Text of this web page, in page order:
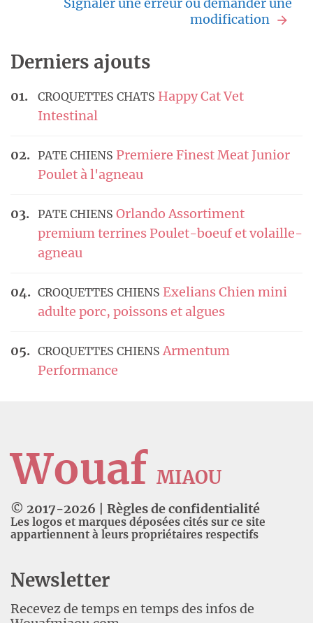
modification
Derniers ajouts
CROQUETTES CHATS Happy Cat Vet
Intestinal
PATE CHIENS Premiere Finest Meat Junior
Poulet à l'agneau
PATE CHIENS Orlando Assortiment
premium terrines Poulet-boeuf et volaille-
agneau
CROQUETTES CHIENS Exelians Chien mini
adulte porc, poissons et algues
CROQUETTES CHIENSArmentum
Performance
Wouaf MIAOU
© 2017-2026 Règles de confidentialité
Les logos et marques déposées cités sur ce site
appartiennent à leurs propriétaires respectifs
Newsletter
Recevez de temps en temps des infos de